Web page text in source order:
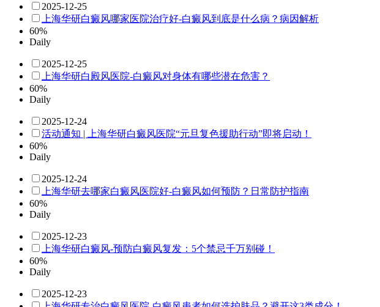
2025-12-25
上海华研白癜风哪家医院治疗好-白癜风到底是什么病？病因解析
60%
Daily
2025-12-25
上海华研白殿风医院-白癜风对身体有哪些潜在危害？
60%
Daily
2025-12-24
活动通知 | 上海华研白癜风医院“元旦复色援助行动”即将启动！
60%
Daily
2025-12-24
上海华研去哪家白癜风医院好-白癜风如何预防？日常防护指南
60%
Daily
2025-12-23
上海华研白癜风-预防白癜风复发：5个禁忌千万别碰！
60%
Daily
2025-12-23